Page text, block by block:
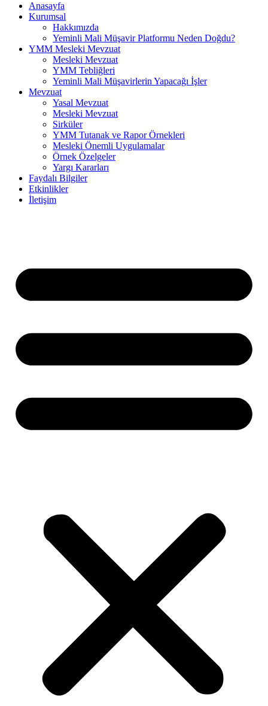
Anasayfa
Kurumsal
Hakkımızda
Yeminli Mali Müşavir Platformu Neden Doğdu?
YMM Mesleki Mevzuat
Mesleki Mevzuat
YMM Tebliğleri
Yeminli Mali Müşavirlerin Yapacağı İşler
Mevzuat
Yasal Mevzuat
Mesleki Mevzuat
Sirküler
YMM Tutanak ve Rapor Örnekleri
Mesleki Önemli Uygulamalar
Örnek Özelgeler
Yargı Kararları
Faydalı Bilgiler
Etkinlikler
İletişim